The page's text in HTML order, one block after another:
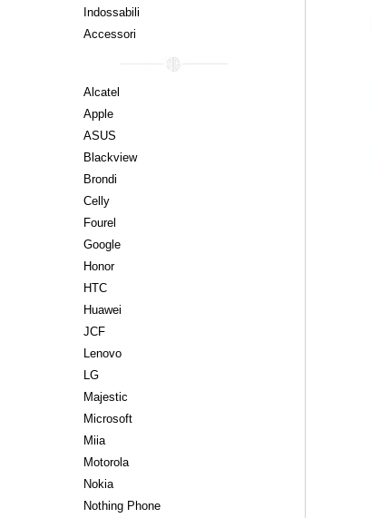
Indossabili
Accessori
Alcatel
Apple
ASUS
Blackview
Brondi
Celly
Fourel
Google
Honor
HTC
Huawei
JCF
Lenovo
LG
Majestic
Microsoft
Miia
Motorola
Nokia
Nothing Phone